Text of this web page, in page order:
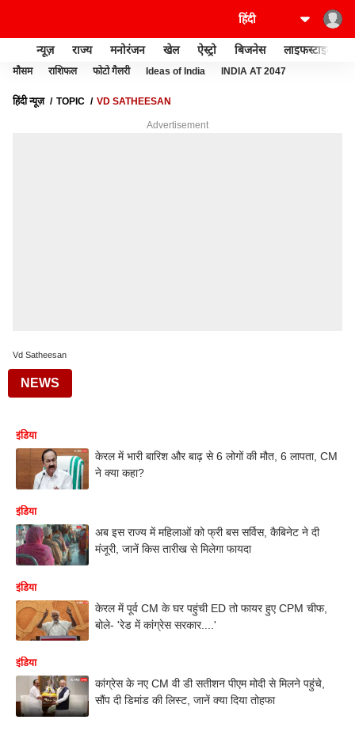
न्यूज़ राज्य मनोरंजन खेल ऐस्ट्रो बिजनेस लाइफस्टाइल
मौसम राशिफल फोटो गैलरी Ideas of India INDIA AT 2047
हिंदी न्यूज़ TOPIC VD SATHEESAN
Advertisement
Vd Satheesan
NEWS
इंडिया
केरल में भारी बारिश और बाढ़ से 6 लोगों की मौत, 6 लापता, CM
ने क्या कहा?
इंडिया
अब इस राज्य में महिलाओं को फ्री बस सर्विस, कैबिनेट ने दी
मंजूरी, जानें किस तारीख से मिलेगा फायदा
इंडिया
केरल में पूर्व CM के घर पहुंची ED तो फायर हुए CPM चीफ,
बोले- 'रेड में कांग्रेस सरकार....'
इंडिया
कांग्रेस के नए CM वी डी सतीशन पीएम मोदी से मिलने पहुंचे,
सौंप दी डिमांड की लिस्ट, जानें क्या दिया तोहफा